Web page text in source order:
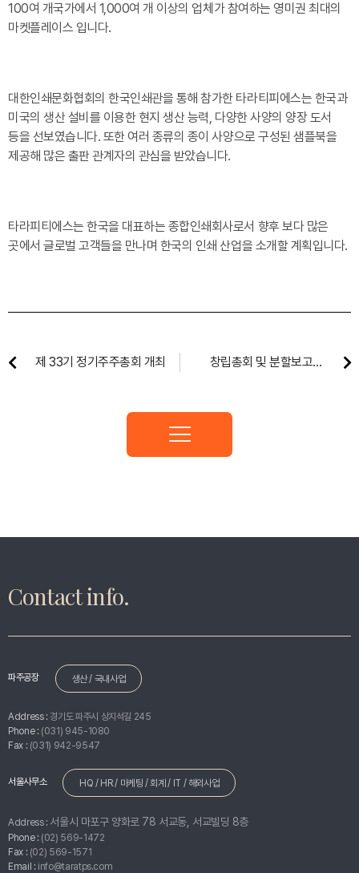
100여 개국가에서 1,000여 개 이상의 업체가 참여하는 영미권 최대의
마켓플레이스 입니다.
대한인쇄문화협회의 한국인쇄관을 통해 참가한 타라티피에스는 한국과
미국의 생산 설비를 이용한 현지 생산 능력, 다양한 사양의 양장 도서
등을 선보였습니다. 또한 여러 종류의 종이 사양으로 구성된 샘플북을
제공해 많은 출판 관계자의 관심을 받았습니다.
타라피티에스는 한국을 대표하는 종합인쇄회사로서 향후 보다 많은
곳에서 글로벌 고객들을 만나며 한국의 인쇄 산업을 소개할 계획입니다.
제 33기 정기주주총회 개최
창립총회 및 분할보고에
Contact info.
파주공장 생산 / 국내사업
Address : 경기도 파주시 상지석길 245
Phone : (031) 945-1080
Fax : (031) 942-9547
서울사무소 HQ / HR / 마케팅 / 회계 / IT / 해외사업
Address : 서울시 마포구 양화로 78 서교동, 서교빌딩 8층
Phone : (02) 569-1472
Fax : (02) 569-1571
Email : info@taratps.com